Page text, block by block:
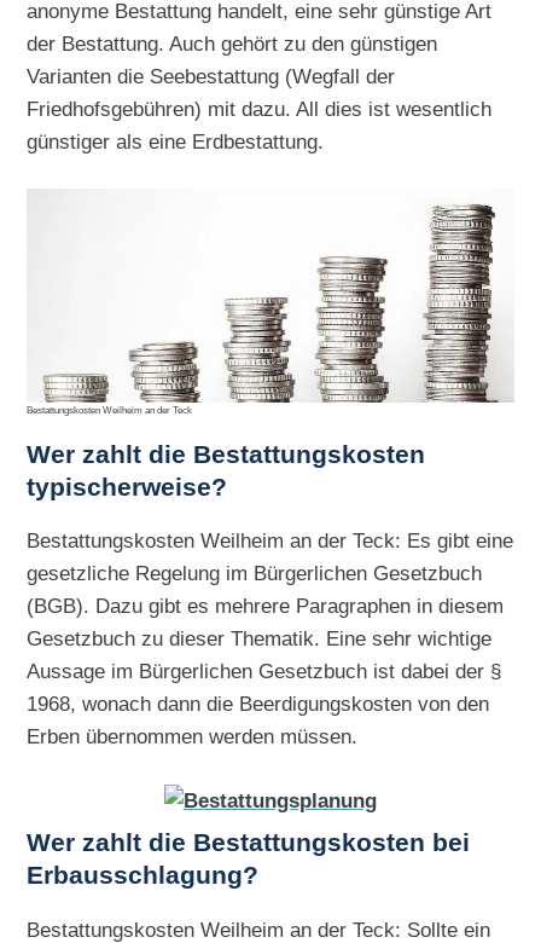
anonyme Bestattung handelt, eine sehr günstige Art
der Bestattung. Auch gehört zu den günstigen
Varianten die Seebestattung (Wegfall der
Friedhofsgebühren) mit dazu. All dies ist wesentlich
günstiger als eine Erdbestattung.
Bestattungskosten Weilheim an der Teck
Wer zahlt die Bestattungskosten
typischerweise?
Bestattungskosten Weilheim an der Teck: Es gibt eine
gesetzliche Regelung im Bürgerlichen Gesetzbuch
(BGB). Dazu gibt es mehrere Paragraphen in diesem
Gesetzbuch zu dieser Thematik. Eine sehr wichtige
Aussage im Bürgerlichen Gesetzbuch ist dabei der §
1968, wonach dann die Beerdigungskosten von den
Erben übernommen werden müssen.
Wer zahlt die Bestattungskosten bei
Erbausschlagung?
Bestattungskosten Weilheim an der Teck: Sollte ein